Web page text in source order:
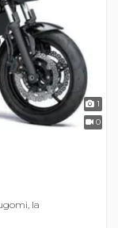
1
0
la